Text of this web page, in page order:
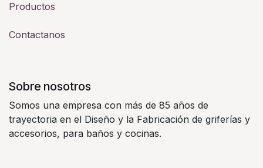
Productos
Contactanos
Sobre nosotros
Somos una empresa con más de 85 años de
trayectoria en el Diseño y la Fabricación de griferías y
accesorios, para baños y cocinas.